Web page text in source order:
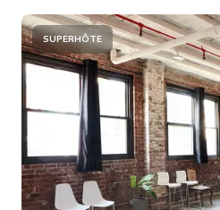
nature envahissante dans un cadre
bar fonctionnel au quotidien,
se trouve dans la salle arrière
premières photos. L'ensemble du
SUPERHÔTE